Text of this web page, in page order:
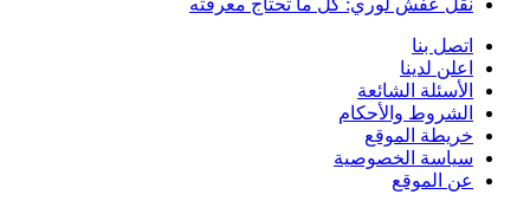
اتصل بنا
اعلن لدينا
الأسئلة الشائعة
الشروط والأحكام
خريطة الموقع
سياسة الخصوصية
عن الموقع